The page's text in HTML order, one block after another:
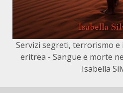
Servizi segreti, terrorismo e
eritrea - Sangue e morte
Isabella